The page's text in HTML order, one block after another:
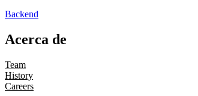
Backend
Acerca de
Team
History
Careers